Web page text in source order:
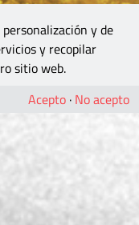
y de
y recopilar
sitio web.
Acepto · No acepto